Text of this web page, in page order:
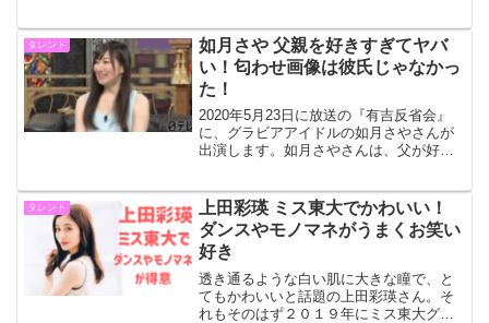
す。今回は、これからの活躍が注目され
る嵐莉菜さんの本名やプロ...
タレント
如月さや 父親を好きすぎてヤバ
い！匂わせ画像は彼氏じゃなかっ
た！
2020年5月23日に放送の『有吉反省会』
に、グラビアアイドルの如月さやさんが
出演します。如月さやさんは、父が好き
ロフィールなど気になることを見ていき
ます。如月さや父親の...
タレント
上田彩瑛 ミス東大でかわいい！
ダンスやモノマネがうまくお笑い
好き
透き通るような白い肌に大きな瞳で、と
てもかわいいと話題の上田彩瑛さん。そ
れもそのはず２０１９年にミス東大グラ